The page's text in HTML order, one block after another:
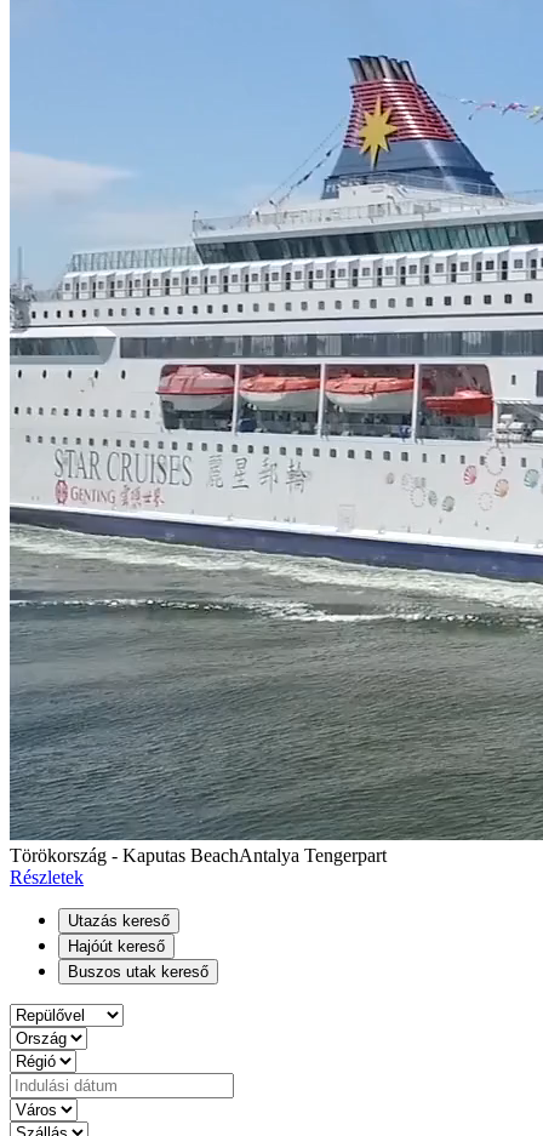
Törökország - Kaputas BeachAntalya Tengerpart
Részletek
Utazás kereső
Hajóút kereső
Buszos utak kereső